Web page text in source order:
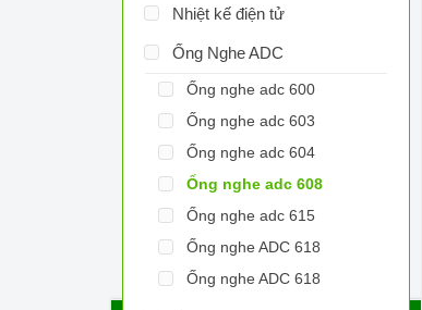
Nhiệt kế điện tử
Ống Nghe ADC
Ống nghe adc 600
Ống nghe adc 603
Ống nghe adc 604
Ống nghe adc 608
Ống nghe adc 615
Ống nghe ADC 618
Ống nghe ADC 618